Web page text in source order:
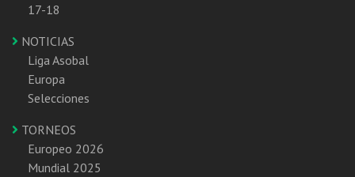
17-18
NOTICIAS
Liga Asobal
Europa
Selecciones
TORNEOS
Europeo 2026
Mundial 2025